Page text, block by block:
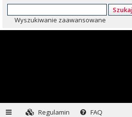
Szukaj
Wyszukiwanie zaawansowane
Regulamin
FAQ